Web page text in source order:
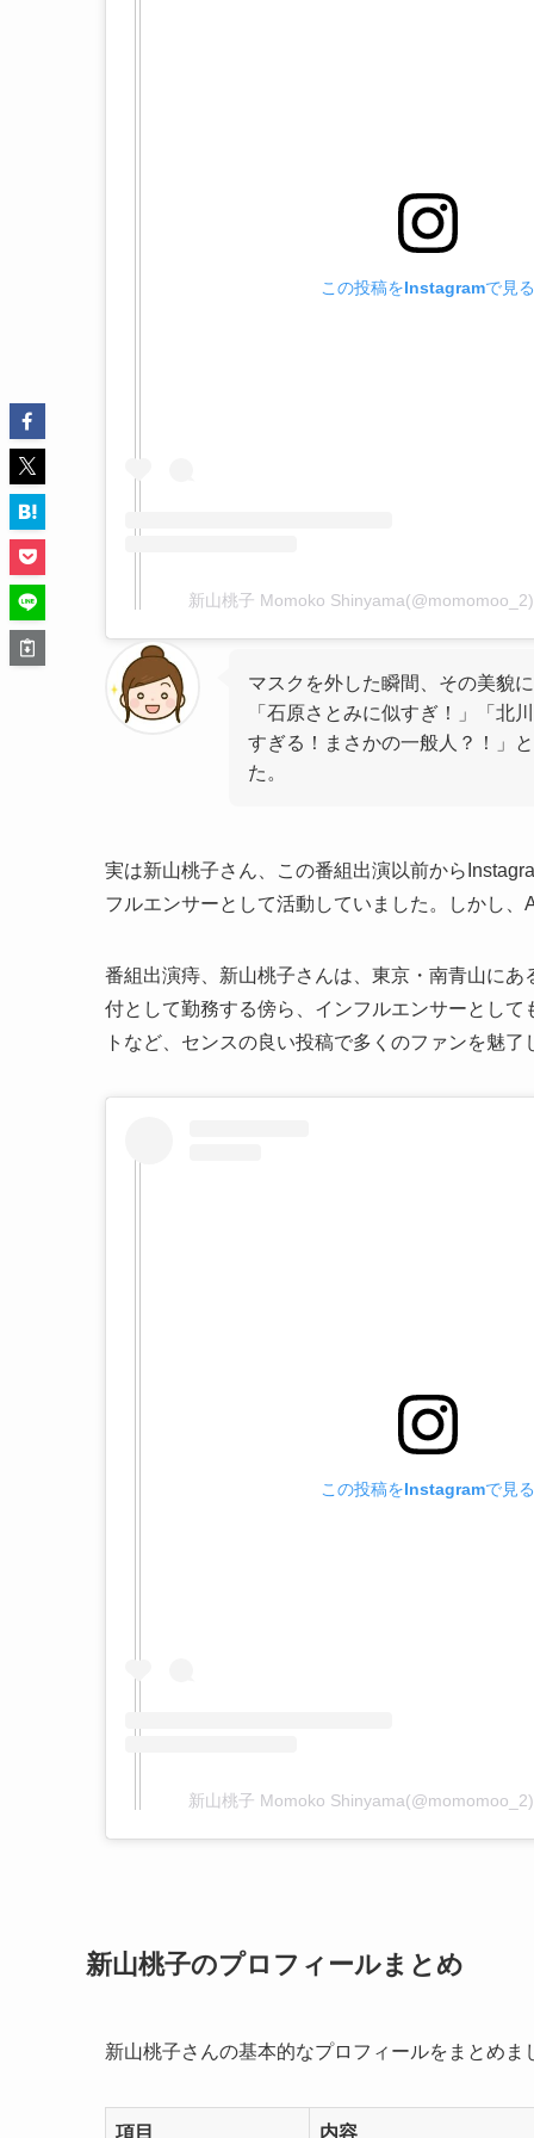
この投稿をInstagramで見る
新山桃子 Momoko
マスクを外した瞬間、その美貌
「石原さとみに似すぎ！」「北
すぎる！まさかの一般人？！」
た。
実は新山桃子さん、この番組出演以前から
フルエンサーとして活動していました。しかし
番組出演痔、新山桃子さんは、東京・南青山に
付として勤務する傍ら、インフルエンサーとし
トなど、センスの良い投稿で多くのファンを魅了
この投稿をInstagramで見る
新山桃子 Momoko
新山桃子のプロフィールまとめ
新山桃子さんの基本的なプロフィールをまとめま
項目 内容